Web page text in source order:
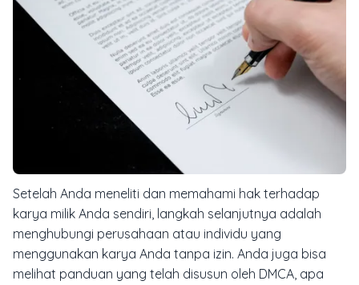
Setelah Anda meneliti dan memahami hak terhadap
karya milik Anda sendiri, langkah selanjutnya adalah
menghubungi perusahaan atau individu yang
menggunakan karya Anda tanpa izin. Anda juga bisa
melihat panduan yang telah disusun oleh DMCA, apa